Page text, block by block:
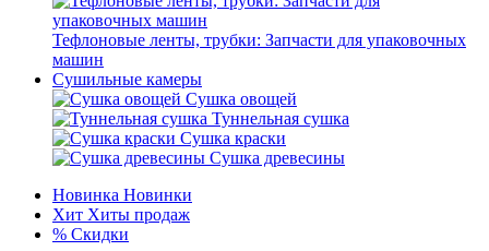
Тефлоновые ленты, трубки: Запчасти для упаковочных
машин
Сушильные камеры
Сушка овощей
Туннельная сушка
Сушка краски
Сушка древесины
Новинка Новинки
Хит Хиты продаж
% Скидки